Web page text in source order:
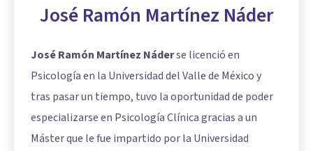
José Ramón Martínez Náder
José Ramón Martínez Náderse licenció en
Psicología en la Universidad del Valle de México y
tras pasar un tiempo, tuvo la oportunidad de poder
especializarse en Psicología Clínica gracias a un
Máster que le fue impartido por la Universidad